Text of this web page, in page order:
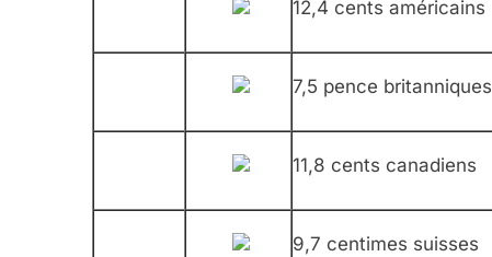
12,4 cents américains
7,5 pence britanniques
11,8 cents canadiens
9,7 centimes suisses